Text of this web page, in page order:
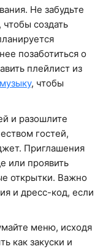
Не забудьте
создать
позаботиться о
плейлист из
, чтобы
и разошлите
гостей,
Приглашения
или проявить
открытки. Важно
и дресс-код, если
меню, исходя
как закуски и